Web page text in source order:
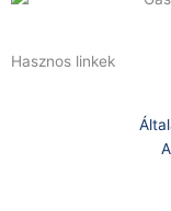
Hasznos linkek